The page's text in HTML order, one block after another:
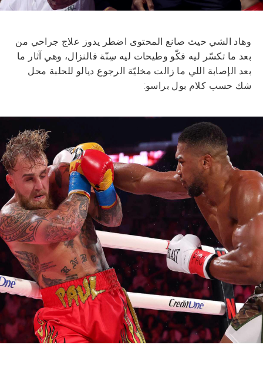
وهاد الشي حيث صانع المحتوى اضطر يدوز علاج جراحي من
بعد ما تكسّر ليه فكّو وطيحات ليه سِنّة فالنزال، وهي آثار ما
بعد الإصابة اللي ما زالت مخليّة الرجوع ديالو للحلبة محل
شك حسب كلام بول براسو: